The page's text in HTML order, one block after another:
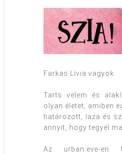
Farkas Lívia vagyok.
Tarts velem és
olyan életet, amiben
határozott, laza és
annyit, hogy tegyél
Az urban:eve-en